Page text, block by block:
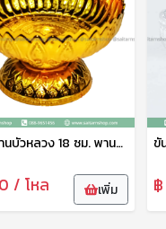
พาน พานบัวหลวง 18 ซม. พานทอง พานวางพระ พานพิธี พานงานบุญ พานพลาสติก อย่างดี เกรดเอ ตราพระจันทร์
/ โหล เพิ่ม